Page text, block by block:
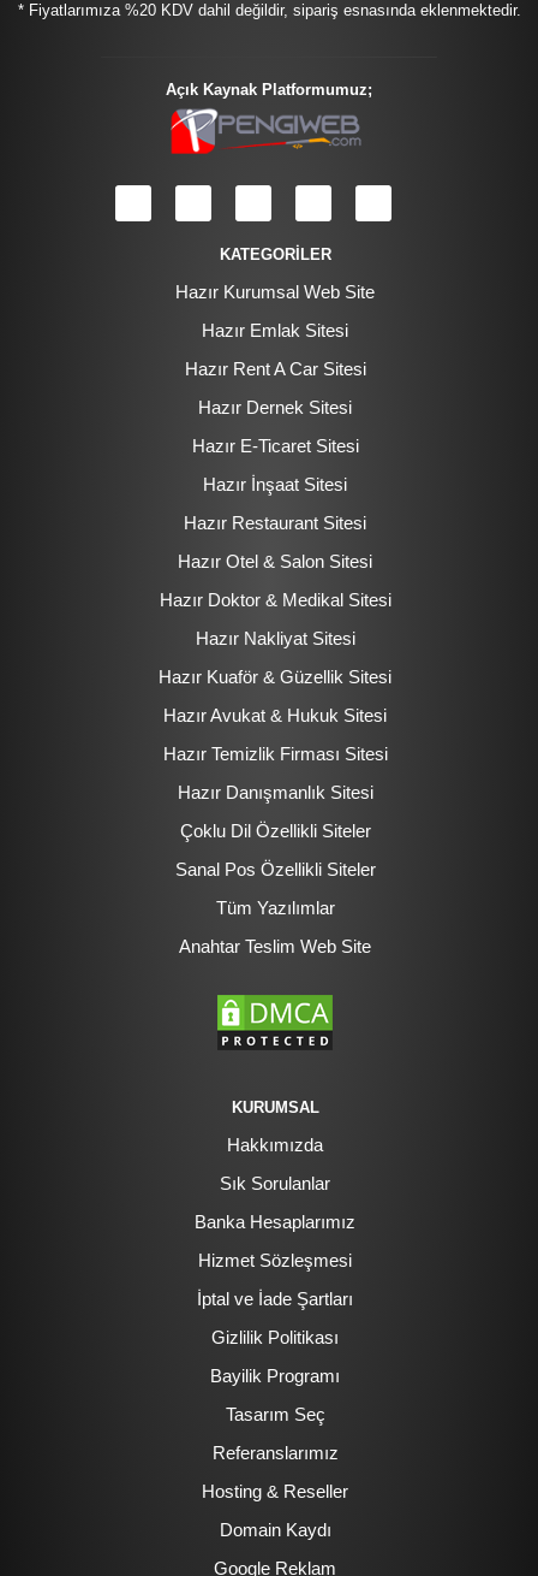
* Fiyatlarımıza %20 KDV dahil değildir, sipariş esnasında eklenmektedir.
Açık Kaynak Platformumuz;
KATEGORİLER
Hazır Kurumsal Web Site
Hazır Emlak Sitesi
Hazır Rent A Car Sitesi
Hazır Dernek Sitesi
Hazır E-Ticaret Sitesi
Hazır İnşaat Sitesi
Hazır Restaurant Sitesi
Hazır Otel & Salon Sitesi
Hazır Doktor & Medikal Sitesi
Hazır Nakliyat Sitesi
Hazır Kuaför & Güzellik Sitesi
Hazır Avukat & Hukuk Sitesi
Hazır Temizlik Firması Sitesi
Hazır Danışmanlık Sitesi
Çoklu Dil Özellikli Siteler
Sanal Pos Özellikli Siteler
Tüm Yazılımlar
Anahtar Teslim Web Site
KURUMSAL
Hakkımızda
Sık Sorulanlar
Banka Hesaplarımız
Hizmet Sözleşmesi
İptal ve İade Şartları
Gizlilik Politikası
Bayilik Programı
Tasarım Seç
Referanslarımız
Hosting & Reseller
Domain Kaydı
Google Reklam